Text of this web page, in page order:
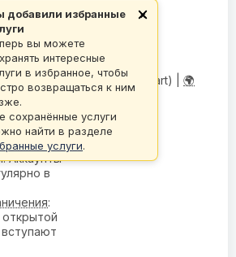
Premium (/start)
для бота Премиум (/start) | 🌍
Единичная
: Микс
:
Аккаунты
в
:
добавили избранные
вы можете
интересные
в избранное, чтобы
возвращаться к ним
сохранённые услуги
найти в разделе
услуги.
×